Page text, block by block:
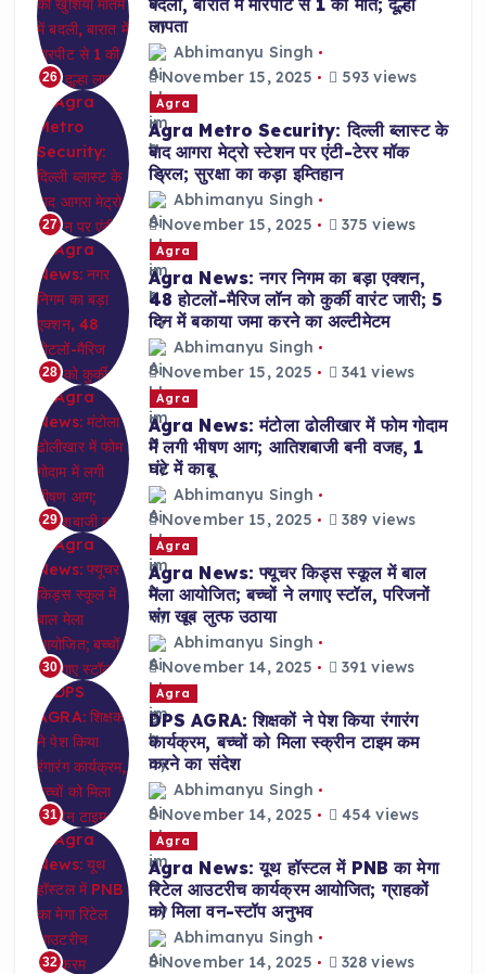
26
लापता
Abhimanyu Singh
November 15, 2025
593 views
27
Agra
Agra Metro Security: दिल्ली ब्लास्ट के
बाद आगरा मेट्रो स्टेशन पर एंटी-टेरर मॉक
ड्रिल; सुरक्षा का कड़ा इम्तिहान
Abhimanyu Singh
November 15, 2025
375 views
28
Agra
Agra News: नगर निगम का बड़ा एक्शन,
48 होटलों-मैरिज लॉन को कुर्की वारंट जारी; 5
दिन में बकाया जमा करने का अल्टीमेटम
Abhimanyu Singh
November 15, 2025
341 views
29
Agra
Agra News: मंटोला ढोलीखार में फोम गोदाम
में लगी भीषण आग; आतिशबाजी बनी वजह, 1
घंटे में काबू
Abhimanyu Singh
November 15, 2025
389 views
30
Agra
Agra News: फ्यूचर किड्स स्कूल में बाल
मेला आयोजित; बच्चों ने लगाए स्टॉल, परिजनों
संग खूब लुत्फ उठाया
Abhimanyu Singh
November 14, 2025
391 views
31
Agra
DPS AGRA: शिक्षकों ने पेश किया रंगारंग
कार्यक्रम, बच्चों को मिला स्क्रीन टाइम कम
करने का संदेश
Abhimanyu Singh
November 14, 2025
454 views
32
Agra
Agra News: यूथ हॉस्टल में PNB का मेगा
रिटेल आउटरीच कार्यक्रम आयोजित; ग्राहकों
को मिला वन-स्टॉप अनुभव
Abhimanyu Singh
November 14, 2025
328 views